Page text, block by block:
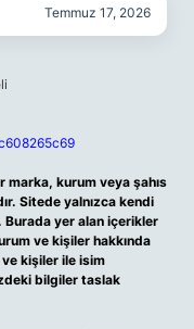
Temmuz 17, 2026
kurum veya şahıs
Sitede yalnızca kendi
Burada yer alan içerikler
ve kişiler hakkında
ve kişiler ile isim
bilgiler taslak